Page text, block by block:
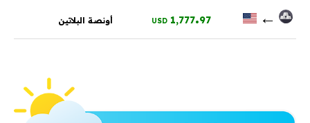
←
1,777.97
USD أونصة البلاتين